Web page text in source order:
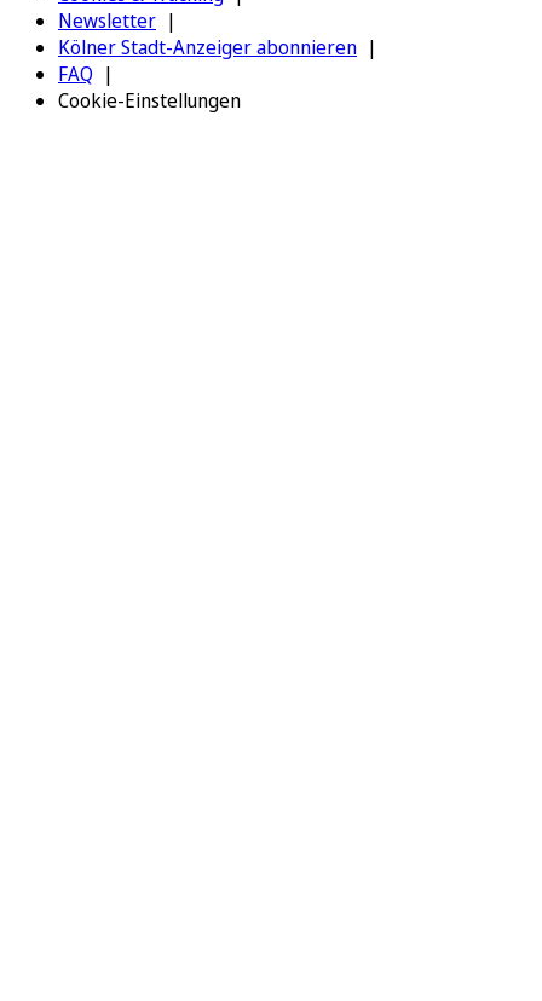
Newsletter
Kölner Stadt-Anzeiger abonnieren
FAQ
Cookie-Einstellungen